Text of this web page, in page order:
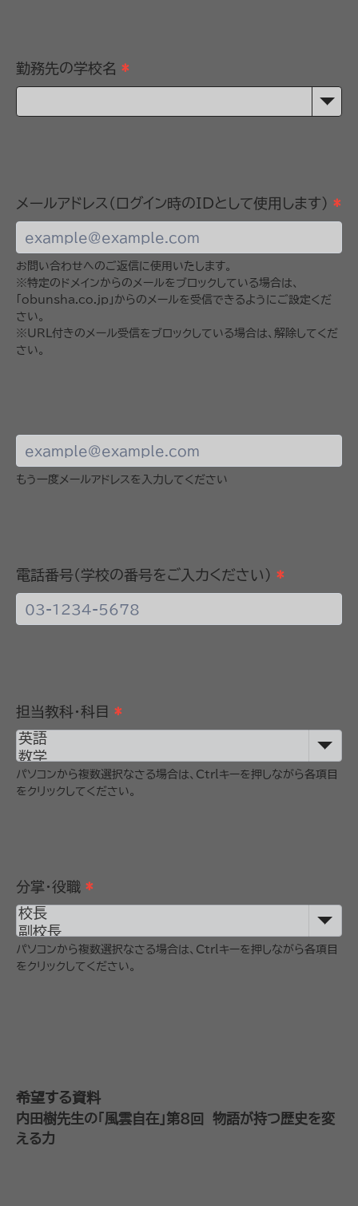
勤務先の学校名 *
メールアドレス(ログイン時のIDとして使用します) *
お問い合わせへのご返信に使用いたします。
※特定のドメインからのメールをブロックしている場合は、
「obunsha.co.jp」からのメールを受信できるようにご設定くだ
さい。
※URL付きのメール受信をブロックしている場合は、解除してくだ
さい。
もう一度メールアドレスを入力してください
電話番号(学校の番号をご入力ください) *
担当教科・科目 *
パソコンから複数選択なさる場合は、Ctrlキーを押しながら各項目
をクリックしてください。
分掌・役職 *
パソコンから複数選択なさる場合は、Ctrlキーを押しながら各項目
をクリックしてください。
希望する資料
内田樹先生の「風雲自在」第8回 物語が持つ歴史を変
える力